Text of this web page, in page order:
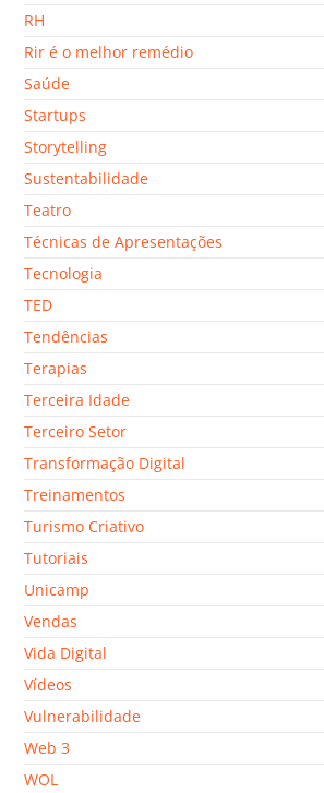
RH
Rir é o melhor remédio
Saúde
Startups
Storytelling
Sustentabilidade
Teatro
Técnicas de Apresentações
Tecnologia
TED
Tendências
Terapias
Terceira Idade
Terceiro Setor
Transformação Digital
Treinamentos
Turismo Criativo
Tutoriais
Unicamp
Vendas
Vida Digital
Vídeos
Vulnerabilidade
Web 3
WOL